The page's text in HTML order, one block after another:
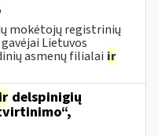
mokėtojų registrinių
Lietuvos
asmenų filialai ir
ir delspinigių